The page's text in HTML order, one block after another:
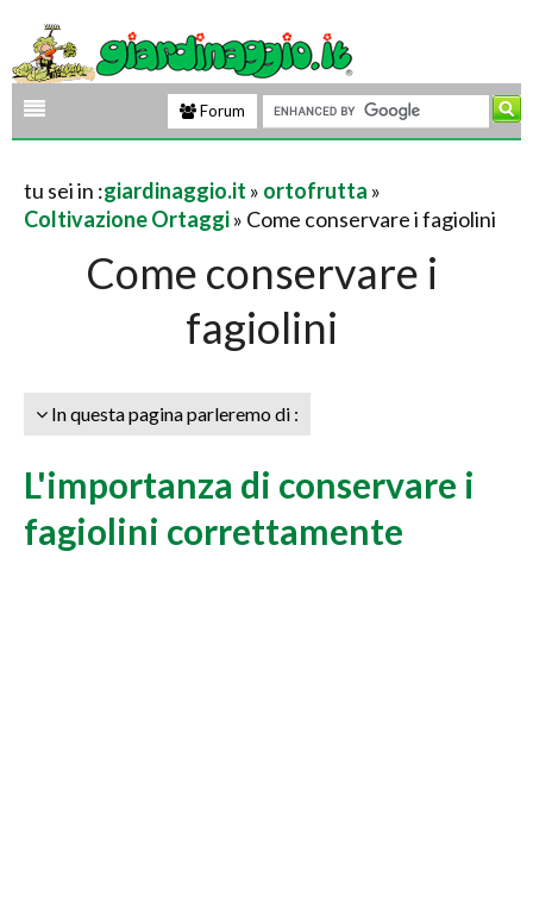
Forum
tu sei in :giardinaggio.it » ortofrutta »
Coltivazione Ortaggi» Come conservare i fagiolini
Come conservare i
fagiolini
In questa pagina parleremo di :
L'importanza di conservare i
fagiolini correttamente